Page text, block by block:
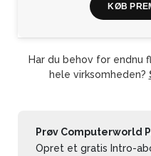
KØB
Har du behov for endnu
hele virksomheden?
Prøv Computerworld
Opret et gratis Intro-